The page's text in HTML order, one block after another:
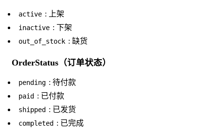
active : 上架
inactive : 下架
out_of_stock : 缺货
OrderStatus（订单状态）
pending : 待付款
paid : 已付款
shipped : 已发货
completed : 已完成